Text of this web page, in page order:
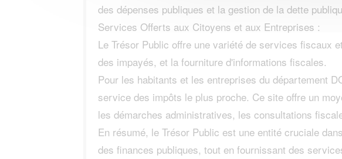
des dépenses publiques et la gestion de la dette
Services Offerts aux Citoyens et aux Entreprises :
Le Trésor Public offre une variété de services fiscaux
des impayés, et la fourniture d'informations fiscales.
Pour les habitants et les entreprises du département
service des impôts le plus proche. Ce site offre un
les démarches administratives, les consultations
En résumé, le Trésor Public est une entité cruciale
des finances publiques, tout en fournissant des